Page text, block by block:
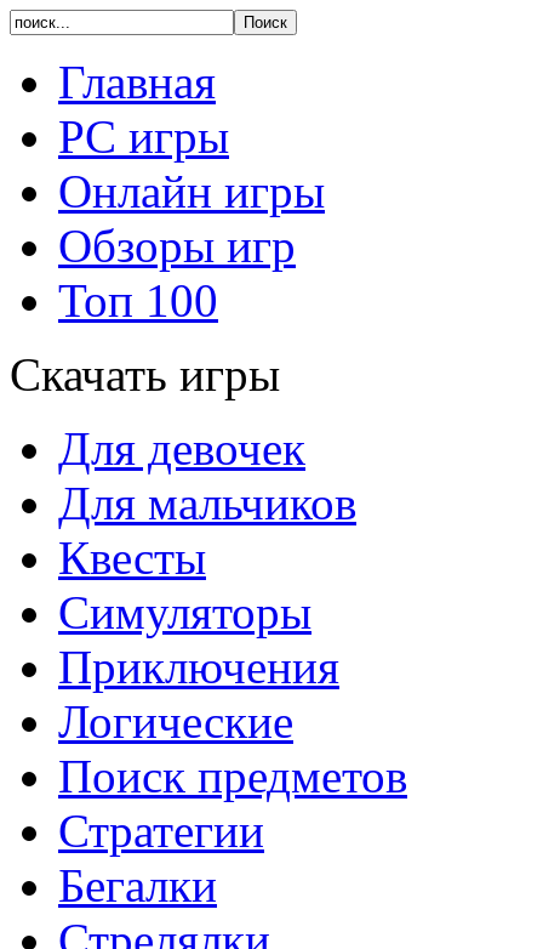
Главная
PC игры
Онлайн игры
Обзоры игр
Топ 100
Скачать игры
Для девочек
Для мальчиков
Квесты
Симуляторы
Приключения
Логические
Поиск предметов
Стратегии
Бегалки